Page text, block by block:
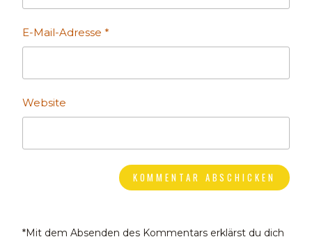
E-Mail-Adresse*
Website
*Mit dem Absenden des Kommentars erklärst du dich